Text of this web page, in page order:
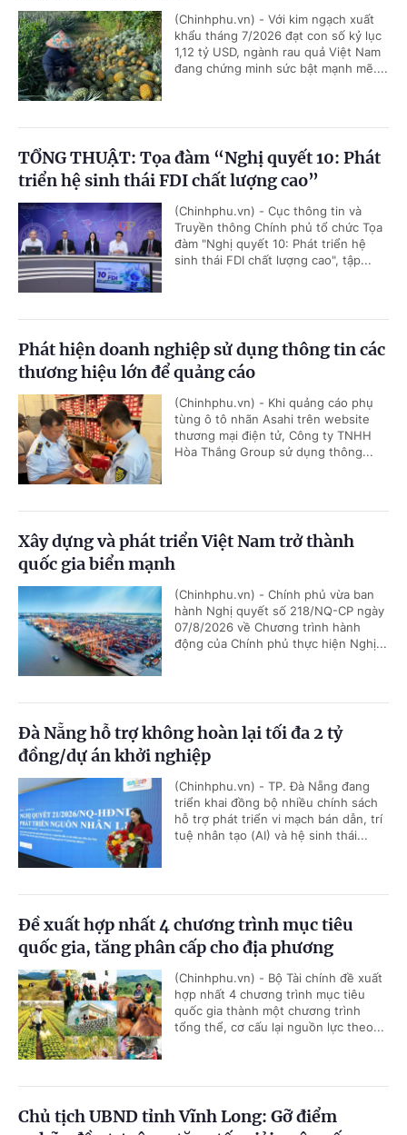
(Chinhphu.vn) - Với kim ngạch xuất
khẩu tháng 7/2026 đạt con số kỷ lục
1,12 tỷ USD, ngành rau quả Việt Nam
đang chứng minh sức bật mạnh mẽ....
TỔNG THUẬT: Tọa đàm “Nghị quyết 10: Phát
triển hệ sinh thái FDI chất lượng cao”
(Chinhphu.vn) - Cục thông tin và
Truyền thông Chính phủ tổ chức Tọa
đàm "Nghị quyết 10: Phát triển hệ
sinh thái FDI chất lượng cao", tập...
Phát hiện doanh nghiệp sử dụng thông tin các
thương hiệu lớn để quảng cáo
(Chinhphu.vn) - Khi quảng cáo phụ
tùng ô tô nhãn Asahi trên website
thương mại điện tử, Công ty TNHH
Hòa Thắng Group sử dụng thông...
Xây dựng và phát triển Việt Nam trở thành
quốc gia biển mạnh
(Chinhphu.vn) - Chính phủ vừa ban
hành Nghị quyết số 218/NQ-CP ngày
07/8/2026 về Chương trình hành
động của Chính phủ thực hiện Nghị...
Đà Nẵng hỗ trợ không hoàn lại tối đa 2 tỷ
đồng/dự án khởi nghiệp
(Chinhphu.vn) - TP. Đà Nẵng đang
triển khai đồng bộ nhiều chính sách
hỗ trợ phát triển vi mạch bán dẫn, trí
tuệ nhân tạo (AI) và hệ sinh thái...
Đề xuất hợp nhất 4 chương trình mục tiêu
quốc gia, tăng phân cấp cho địa phương
(Chinhphu.vn) - Bộ Tài chính đề xuất
hợp nhất 4 chương trình mục tiêu
quốc gia thành một chương trình
tổng thể, cơ cấu lại nguồn lực theo...
Chủ tịch UBND tỉnh Vĩnh Long: Gỡ điểm